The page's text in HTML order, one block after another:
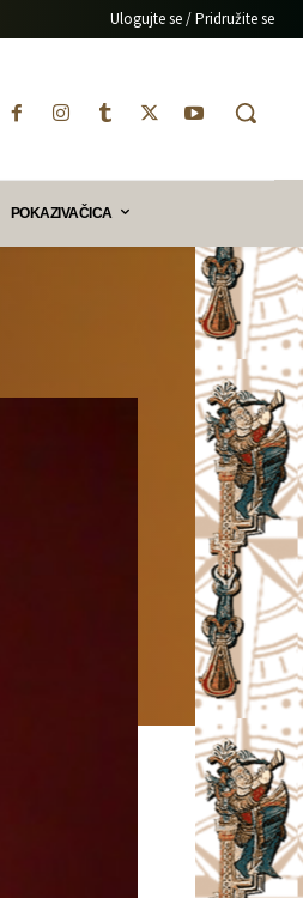
Ulogujte se / Pridružite se
POKAZIVAČICA